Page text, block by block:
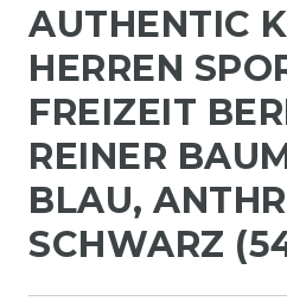
AUTHENTIC
HERREN
FREIZEIT
REINER
BLAU,
SCHWARZ